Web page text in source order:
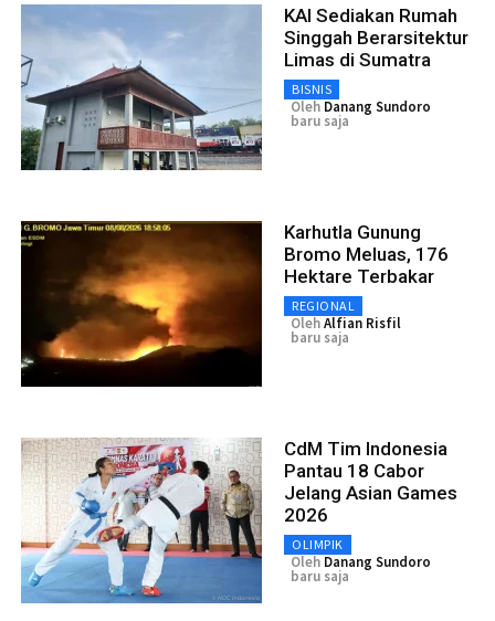
KAI Sediakan Rumah
Singgah Berarsitektur
Limas di Sumatra
BISNIS
Oleh Danang Sundoro
baru saja
Karhutla Gunung
Bromo Meluas, 176
Hektare Terbakar
REGIONAL
OlehAlfian Risfil
baru saja
CdM Tim Indonesia
Pantau 18 Cabor
Jelang Asian Games
2026
OLIMPIK
Oleh Danang Sundoro
baru saja